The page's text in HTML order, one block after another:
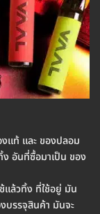
แท้ และ ของปลอม
ง อันที่ซื้อมาเป็น ของ
แล้วทิ้ง ที่ใช้อยู่ มัน
บรรจุสินค้า มันจะ